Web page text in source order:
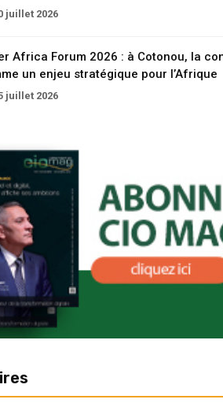
juillet 2026
Africa Forum 2026 : à Cotonou, la
un enjeu stratégique pour l’Afrique
juillet 2026